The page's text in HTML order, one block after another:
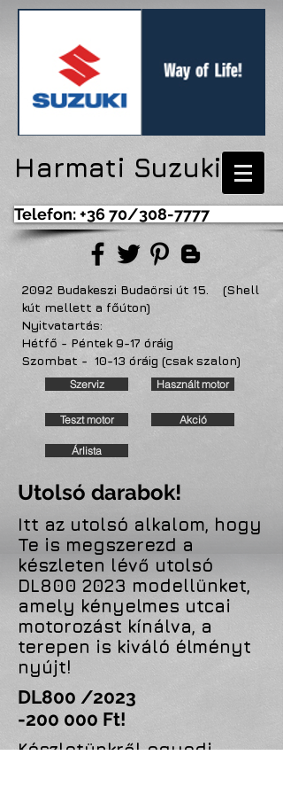
Harmati Suzuki
Telefon: +36 70/308-7777
2092 Budakeszi Budaörsi út 15. (Shell
kút mellett a főúton)
Nyitvatartás:
Hétfő - Péntek 9-17 óráig
Szombat - 10-13 óráig (csak szalon)
Szerviz
Teszt motor
Használt motor
Akció
Árlista
Utolsó darabok!
Itt az utolsó alkalom, hogy
Te is megszerezd a
készleten lévő utolsó
DL800 2023 modellünket,
amely kényelmes utcai
motorozást kínálva, a
terepen is kiváló élményt
nyújt!
DL800 /2023
-200 000 Ft!
Készletünkről egyedi